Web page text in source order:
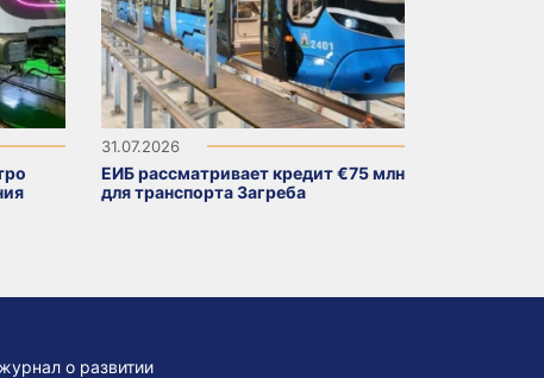
31.07.2026
ЕИБ рассматривает кредит €75 млн
для транспорта Загреба
о развитии